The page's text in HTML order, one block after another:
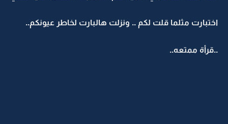
اختبارت مثلما قلت لكم .. ونزلت هالبارت لخاطر عيونكم..
..قرأة ممتعه..